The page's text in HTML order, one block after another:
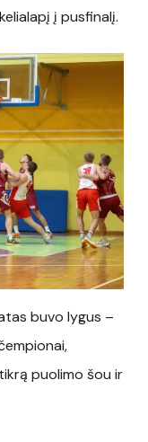
į pusfinalį.
buvo lygus –
puolimo šou ir